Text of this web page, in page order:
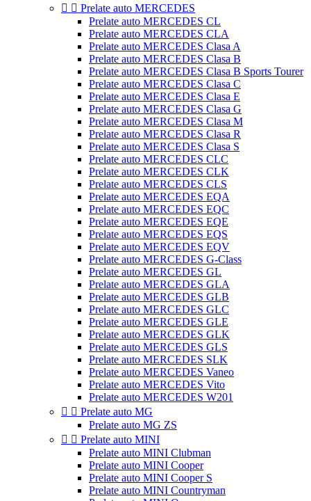
  Prelate auto MERCEDES
Prelate auto MERCEDES CL
Prelate auto MERCEDES CLA
Prelate auto MERCEDES Clasa A
Prelate auto MERCEDES Clasa B
Prelate auto MERCEDES Clasa B Sports Tourer
Prelate auto MERCEDES Clasa C
Prelate auto MERCEDES Clasa E
Prelate auto MERCEDES Clasa G
Prelate auto MERCEDES Clasa M
Prelate auto MERCEDES Clasa R
Prelate auto MERCEDES Clasa S
Prelate auto MERCEDES CLC
Prelate auto MERCEDES CLK
Prelate auto MERCEDES CLS
Prelate auto MERCEDES EQA
Prelate auto MERCEDES EQC
Prelate auto MERCEDES EQE
Prelate auto MERCEDES EQS
Prelate auto MERCEDES EQV
Prelate auto MERCEDES G-Class
Prelate auto MERCEDES GL
Prelate auto MERCEDES GLA
Prelate auto MERCEDES GLB
Prelate auto MERCEDES GLC
Prelate auto MERCEDES GLE
Prelate auto MERCEDES GLK
Prelate auto MERCEDES GLS
Prelate auto MERCEDES SLK
Prelate auto MERCEDES Vaneo
Prelate auto MERCEDES Vito
Prelate auto MERCEDES W201
  Prelate auto MG
Prelate auto MG ZS
  Prelate auto MINI
Prelate auto MINI Clubman
Prelate auto MINI Cooper
Prelate auto MINI Cooper S
Prelate auto MINI Countryman